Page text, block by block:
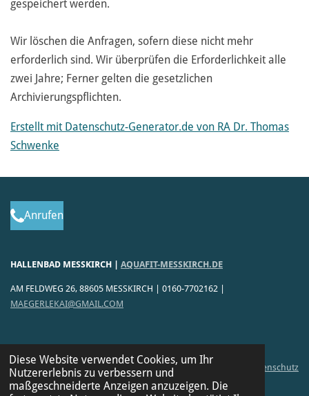
Diese Website verwendet Cookies, um Ihr
Nutzererlebnis zu verbessern und
maßgeschneiderte Anzeigen anzuzeigen. Die
gespeichert werden.
Wir löschen die Anfragen, sofern diese nicht mehr
erforderlich sind. Wir überprüfen die Erforderlichkeit alle
zwei Jahre; Ferner gelten die gesetzlichen
Archivierungspflichten.
Erstellt mit Datenschutz-Generator.de von RA Dr. Thomas
Schwenke
Anrufen
HALLENBAD MESSKIRCH | AQUAFIT-MESSKIRCH.DE
AM FELDWEG 26, 88605 MESSKIRCH | 0160-7702162 |
MAEGERLEKAI@GMAIL.COM
Datenschutz
© 2023 - 2026 Aquafit Messkirch